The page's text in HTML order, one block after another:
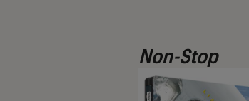
Non-Stop